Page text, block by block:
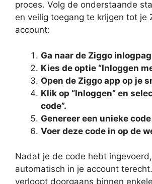
proces. Volg de onderstaande
en veilig toegang te krijgen tot je
account:
Ga naar de Ziggo
Kies de optie “Inloggen
Open de Ziggo app op je
Klik op “Inloggen” en
code”.
Genereer een unieke
Voer deze code in op de
Nadat je de code hebt
automatisch in je account
verloopt doorgaans binnen